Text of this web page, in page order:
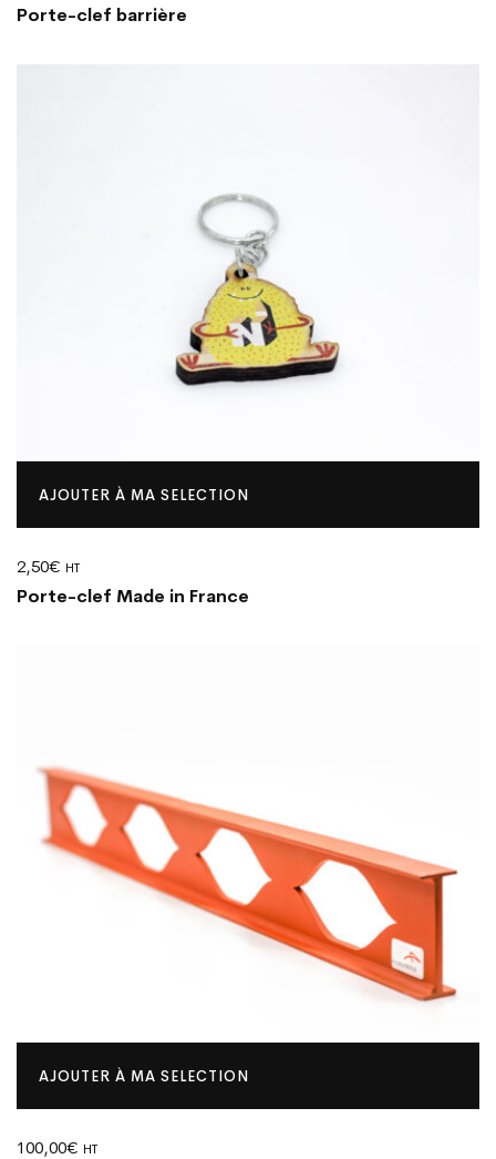
Porte-clef barrière
AJOUTER À MA SELECTION
2,50€ HT
Porte-clef Made in France
AJOUTER À MA SELECTION
100,00€ HT